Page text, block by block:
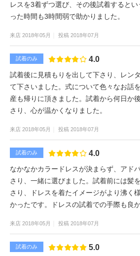
レスを3着ずつ選び、その後試着すると
った時間も3時間弱で助かりました。
来店 2018年05月 投稿 2018年07月
試着のみ 4.0
試着後に見積もりを出して下さり、レン
て下さいました。式について色々なお話
産も帰りに頂きました。試着から何日か
さり、心が温かくなりました。
来店 2018年05月 投稿 2018年07月
試着のみ 4.0
なかなかカラードレスが決まらず、アド
さり、一緒に選びました。試着前には髪
さり、ドレスを着たイメージがより沸く
かったです。ドレスの試着での手際も良
来店 2018年05月 投稿 2018年07月
試着のみ 5.0